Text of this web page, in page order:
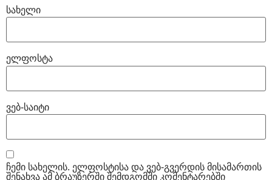
სახელი
ელფოსტა
ვებ-საიტი
ჩემი სახელის. ელფოსტისა და ვებ-გვერდის მისამართის
შენახვა ამ ბრაუზერში შემდგომში კომენტარებში